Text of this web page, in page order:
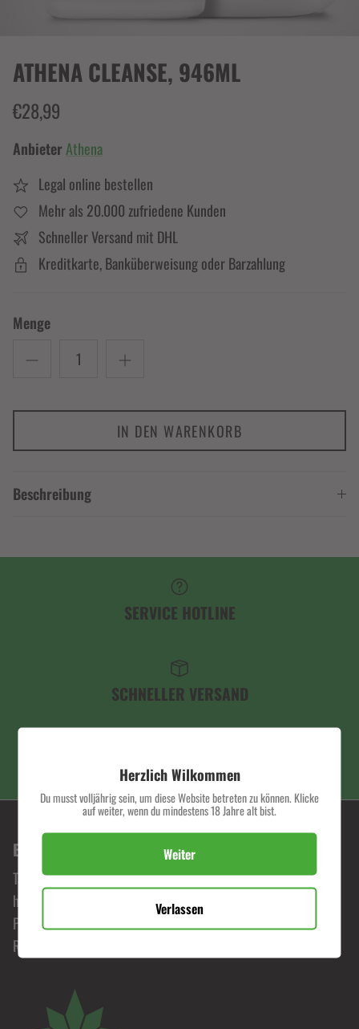
ATHENA CLEANSE, 946ML
€28,99
Anbieter Athena
Legal online bestellen
Mehr als 20.000 zufriedene Kunden
Schneller Versand mit DHL
Kreditkarte, Banküberweisung oder Barzahlung
Menge
IN DEN WARENKORB
Beschreibung
SERVICE HOTLINE
SCHNELLER VERSAND
PREMIUM QUALITÄT
BONORUM PREMIUM HEMP SHOP
Tauche ein in die Welt von Bonorum, wo Leidenschaft für
hochwertige Hanfprodukte zelebriert wird. Erlebe
Premiumqualität zu fairen Preisen und begib dich auf eine
Reise durch unser exklusives Sortiment.
Herzlich Wilkommen
Du musst volljährig sein, um diese Website betreten zu können. Klicke
auf weiter, wenn du mindestens 18 Jahre alt bist.
Weiter
Verlassen